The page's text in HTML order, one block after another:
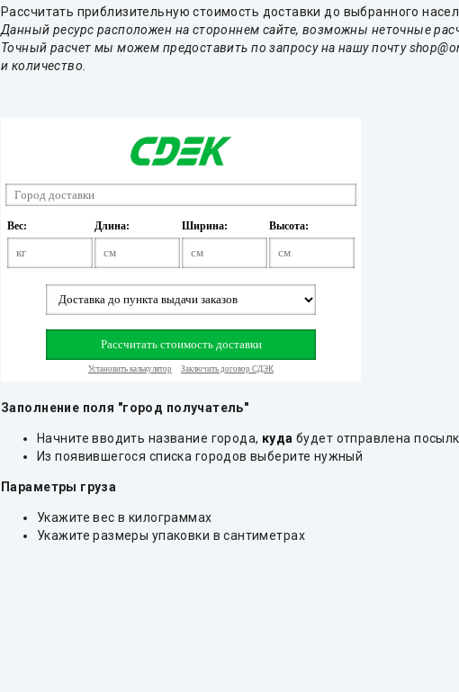
Рассчитать приблизительную стоимость доставки до выбранного
Данный ресурс расположен на стороннем сайте, возможны неточные
Точный расчет мы можем предоставить по запросу на нашу почту
и количество.
Заполнение поля "город получатель"
Начните вводить название города, куда будет отправлена
Из появившегося списка городов выберите нужный
Параметры груза
Укажите вес в килограммах
Укажите размеры упаковки в сантиметрах